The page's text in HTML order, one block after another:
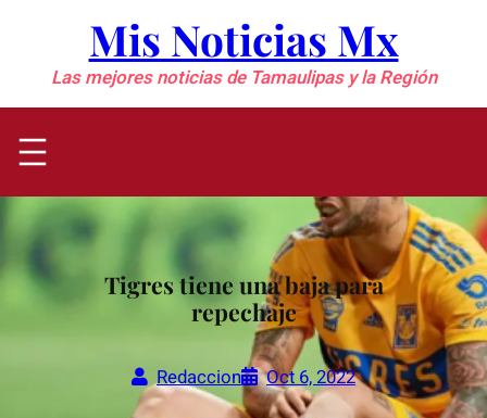
contenido
Mis Noticias Mx
Las mejores noticias de Tamaulipas y la Región
Tigres tiene una baja para
repechaje
Redaccion Oct 6, 2022